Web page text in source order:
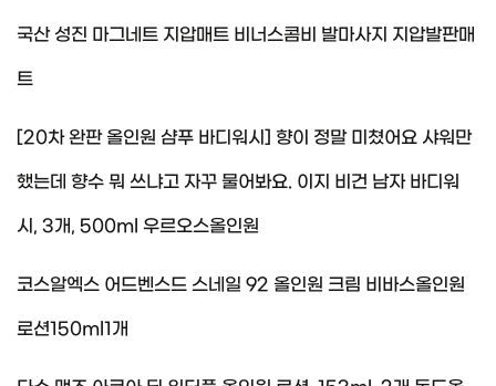
국산 성진 마그네트 지압매트 비너스콤비 발마사지 지압발판매
트
[20차 완판 올인원 샴푸 바디워시] 향이 정말 미쳤어요 샤워만
했는데 향수 뭐 쓰냐고 자꾸 물어봐요. 이지 비건 남자 바디워
시, 3개, 500ml 우르오스올인원
코스알엑스 어드벤스드 스네일 92 올인원 크림 비바스올인원
로션150ml1개